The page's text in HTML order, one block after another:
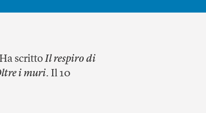
scritto Il respiro di
i muri. Il 10